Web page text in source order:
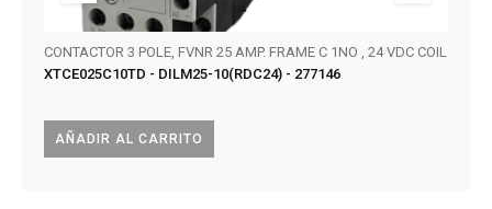
AÑADIR AL CARRITO
CONTACTOR 3 POLE, FVNR 25 AMP. FRAME C 1NO , 24 VDC COIL
XTCE025C10TD - DILM25-10(RDC24) - 277146